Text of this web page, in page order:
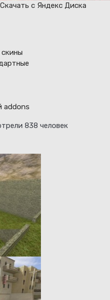
Скачать с Яндекс Диска
addons
838 человек